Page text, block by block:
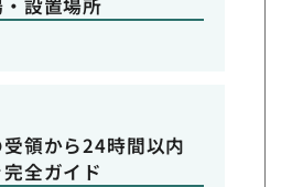
設置場所
領から24時間以内
全ガイド